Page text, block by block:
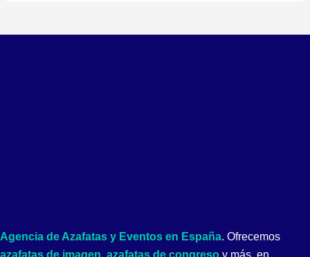
Agencia de Azafatas y Eventos en España. Ofrecemos